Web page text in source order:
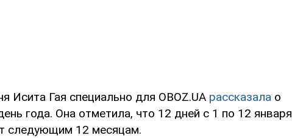
Исита Гая специально для OBOZ.UA рассказала о
года. Она отметила, что 12 дней с 1 по 12 января
следующим 12 месяцам.